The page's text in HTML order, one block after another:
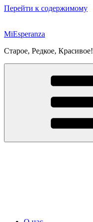
Перейти к содержимому
MiEsperanza
Старое, Редкое, Красивое!